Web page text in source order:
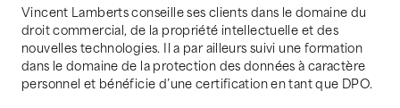
Vincent Lamberts conseille ses clients dans le domaine du
droit commercial, de la propriété intellectuelle et des
nouvelles technologies. Il a par ailleurs suivi une formation
dans le domaine de la protection des données à caractère
personnel et bénéficie d’une certification en tant que DPO.